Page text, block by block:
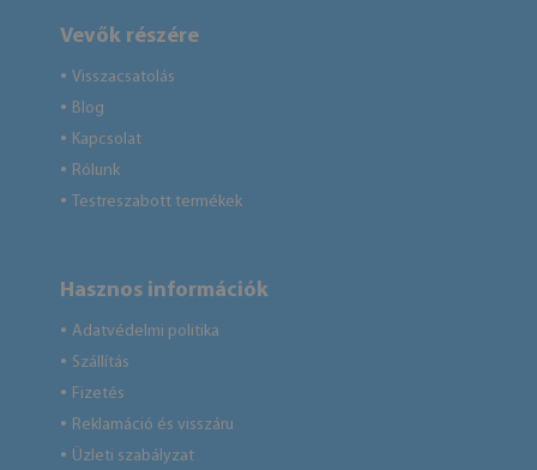
Vevők részére
● Visszacsatolás
● Blog
● Kapcsolat
● Rólunk
● Testreszabott termékek
Hasznos információk
● Adatvédelmi politika
● Szállítás
● Fizetés
● Reklamáció és visszáru
● Üzleti szabályzat